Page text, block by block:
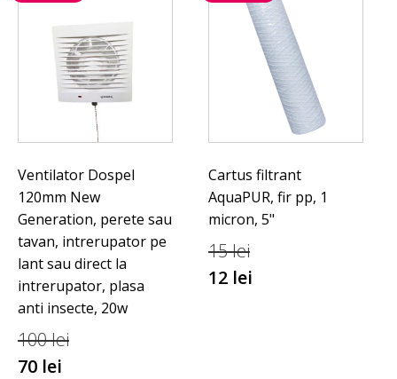
Ventilator Dospel
120mm New
Generation, perete sau
tavan, intrerupator pe
lant sau direct la
intrerupator, plasa
anti insecte, 20w
100lei
70 lei
Cartus filtrant
AquaPUR, fir pp, 1
micron, 5"
15lei
12 lei